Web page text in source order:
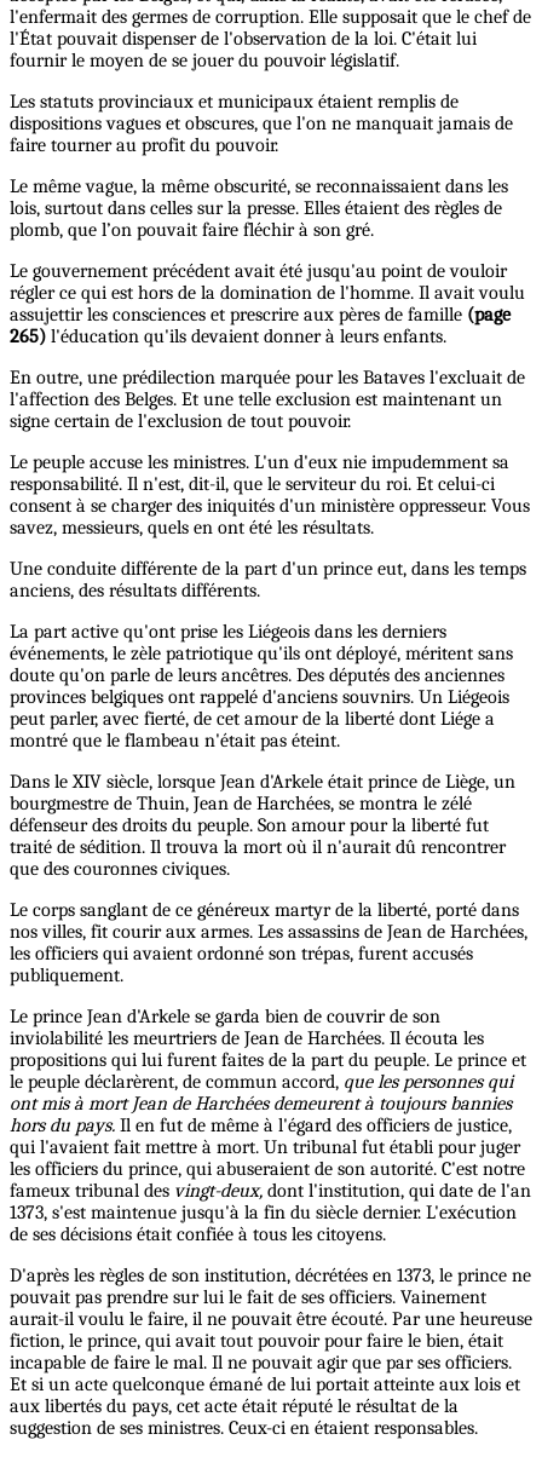
l'enfermait des germes de corruption. Elle supposait que le chef de
l'État pouvait dispenser de l'observation de la loi. C'était lui
fournir le moyen de se jouer du pouvoir législatif.
Les statuts provinciaux et municipaux étaient remplis de
dispositions vagues et obscures, que l'on ne manquait jamais de
faire tourner au profit du pouvoir.
Le même vague, la même obscurité, se reconnaissaient dans les
lois, surtout dans celles sur la presse. Elles étaient des règles de
plomb, que l’on pouvait faire fléchir à son gré.
Le gouvernement précédent avait été jusqu'au point de vouloir
régler ce qui est hors de la domination de l'homme. Il avait voulu
assujettir les consciences et prescrire aux pères de famille (page
265) l'éducation qu'ils devaient donner à leurs enfants.
En outre, une prédilection marquée pour les Bataves l'excluait de
l'affection des Belges. Et une telle exclusion est maintenant un
signe certain de l'exclusion de tout pouvoir.
Le peuple accuse les ministres. L'un d'eux nie impudemment sa
responsabilité. Il n'est, dit-il, que le serviteur du roi. Et celui-ci
consent à se charger des iniquités d'un ministère oppresseur. Vous
savez, messieurs, quels en ont été les résultats.
Une conduite différente de la part d'un prince eut, dans les temps
anciens, des résultats différents.
La part active qu'ont prise les Liégeois dans les derniers
événements, le zèle patriotique qu'ils ont déployé, méritent sans
doute qu'on parle de leurs ancêtres. Des députés des anciennes
provinces belgiques ont rappelé d'anciens souvnirs. Un Liégeois
peut parler, avec fierté, de cet amour de la liberté dont Liége a
montré que le flambeau n'était pas éteint.
Dans le XIV siècle, lorsque Jean d'Arkele était prince de Liège, un
bourgmestre de Thuin, Jean de Harchées, se montra le zélé
défenseur des droits du peuple. Son amour pour la liberté fut
traité de sédition. Il trouva la mort où il n'aurait dû rencontrer
que des couronnes civiques.
Le corps sanglant de ce généreux martyr de la liberté, porté dans
nos villes, fit courir aux armes. Les assassins de Jean de Harchées,
les officiers qui avaient ordonné son trépas, furent accusés
publiquement.
Le prince Jean d'Arkele se garda bien de couvrir de son
inviolabilité les meurtriers de Jean de Harchées. Il écouta les
propositions qui lui furent faites de la part du peuple. Le prince et
le peuple déclarèrent, de commun accord, que les personnes qui
ont mis à mort Jean de Harchées demeurent à toujours bannies
hors du pays. Il en fut de même à l'égard des officiers de justice,
qui l'avaient fait mettre à mort. Un tribunal fut établi pour juger
les officiers du prince, qui abuseraient de son autorité. C'est notre
fameux tribunal des vingt-deux, dont l'institution, qui date de l'an
1373, s'est maintenue jusqu'à la fin du siècle dernier. L'exécution
de ses décisions était confiée à tous les citoyens.
D'après les règles de son institution, décrétées en 1373, le prince ne
pouvait pas prendre sur lui le fait de ses officiers. Vainement
aurait-il voulu le faire, il ne pouvait être écouté. Par une heureuse
fiction, le prince, qui avait tout pouvoir pour faire le bien, était
incapable de faire le mal. Il ne pouvait agir que par ses officiers.
Et si un acte quelconque émané de lui portait atteinte aux lois et
aux libertés du pays, cet acte était réputé le résultat de la
suggestion de ses ministres. Ceux-ci en étaient responsables.